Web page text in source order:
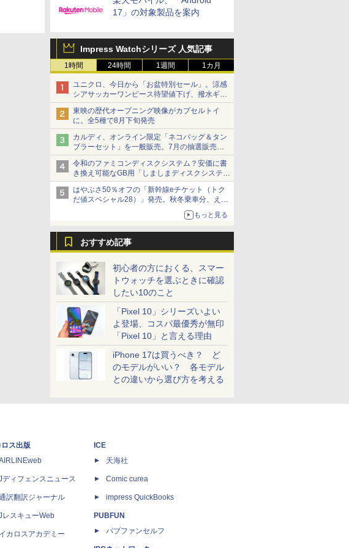
17」の対象製品を案内
Impress Watchシリーズ 人気記事
1時間 24時間 1週間 1カ月
ユニクロ、今日から「お盆特別セール」。涼感
シアサッカーワンピース待望値下げ、撥水ギア
ショーツは1990円に
東映の歴代オープニング映像がカプセルトイ
に。全5種で8月下旬発売
カルディ、オンライン限定「ネコバッグ＆タン
ブラーセット」を一般販売。7月の抽選販売の
当選無効分
令和のファミコンディスクシステム？安価に書
き換え可能なGB用「しましまディスクシステ
ム」
はやぶさ50％オフの「新幹線eチケット（トク
だ値スペシャル28）」発売。秋冬乗車分、えき
もっと見る
おすすめ記事
初心者の方におくる、スマー
トウォッチを選ぶときに確認
したい10のこと
「Pixel 10」シリーズいよい
よ登場、コスパ最優秀が無印
「Pixel 10」と言える理由
iPhone 17は買うべき？ ど
のモデルがいい？ 各モデル
との違いから選び方を考える
ロス出版
ディフェンスニュース
訳翻訳ジャーナル
レスキューWeb
イカロスアカデミー
ICE
天海社
Comic curea
impress QuickBooks
PUBFUN
パブファンセルフ